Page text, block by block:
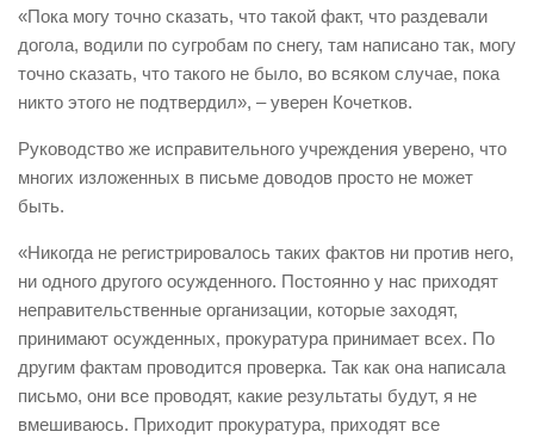
«Пока могу точно сказать, что такой факт, что раздевали
догола, водили по сугробам по снегу, там написано так, могу
точно сказать, что такого не было, во всяком случае, пока
никто этого не подтвердил», – уверен Кочетков.
Руководство же исправительного учреждения уверено, что
многих изложенных в письме доводов просто не может
быть.
«Никогда не регистрировалось таких фактов ни против него,
ни одного другого осужденного. Постоянно у нас приходят
неправительственные организации, которые заходят,
принимают осужденных, прокуратура принимает всех. По
другим фактам проводится проверка. Так как она написала
письмо, они все проводят, какие результаты будут, я не
вмешиваюсь. Приходит прокуратура, приходят все